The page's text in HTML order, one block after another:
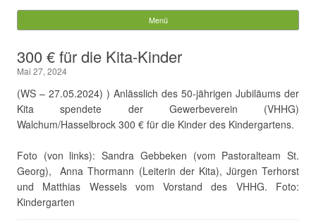
Gemeinde Walchum
nach:
Menü
300 € für die Kita-Kinder
Mai 27, 2024
(WS – 27.05.2024) ) Anlässlich des 50-jährigen Jubiläums der
Kita spendete der Gewerbeverein (VHHG)
Walchum/Hasselbrock 300 € für die Kinder des Kindergartens.
Foto (von links): Sandra Gebbeken (vom Pastoralteam St.
Georg), Anna Thormann (Leiterin der Kita), Jürgen Terhorst
und Matthias Wessels vom Vorstand des VHHG. Foto:
Kindergarten